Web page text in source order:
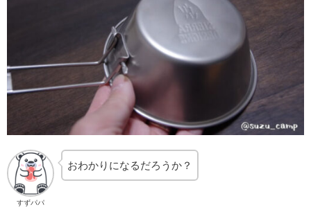
すずパパ
おわかりになるだろうか？